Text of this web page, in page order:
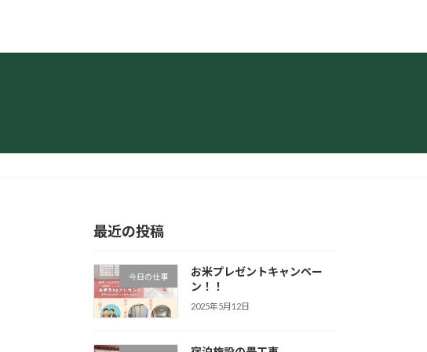
最近の投稿
今日の仕事
お米プレゼントキャンペー
ン！！
2025年5月12日